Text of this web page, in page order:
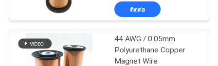
ติดต่อ
44 AWG / 0.05mm
Polyurethane Copper
Magnet Wire